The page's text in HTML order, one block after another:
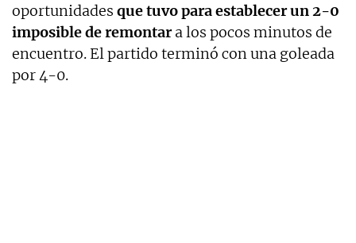
oportunidades que tuvo para establecer un 2-0
imposible de remontara los pocos minutos de
encuentro. El partido terminó con una goleada
por 4-0.